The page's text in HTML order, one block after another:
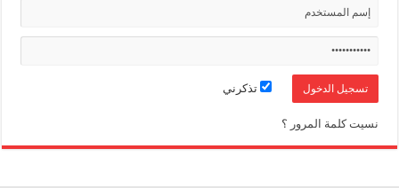
تذكرني
نسيت كلمة المرور ؟